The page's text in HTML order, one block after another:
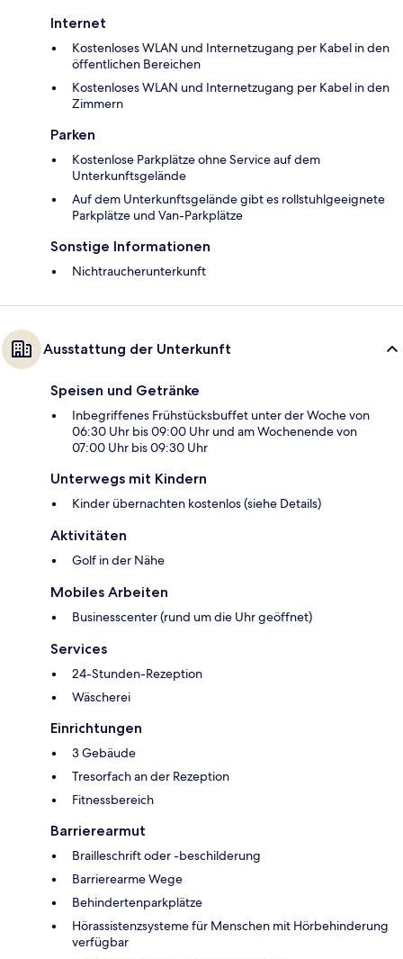
Internet
Kostenloses WLAN und Internetzugang per Kabel in den
öffentlichen Bereichen
Kostenloses WLAN und Internetzugang per Kabel in den
Zimmern
Parken
Kostenlose Parkplätze ohne Service auf dem
Unterkunftsgelände
Auf dem Unterkunftsgelände gibt es rollstuhlgeeignete
Parkplätze und Van-Parkplätze
Sonstige Informationen
Nichtraucherunterkunft
Ausstattung der Unterkunft
Speisen und Getränke
Inbegriffenes Frühstücksbuffet unter der Woche von
06:30 Uhr bis 09:00 Uhr und am Wochenende von
07:00 Uhr bis 09:30 Uhr
Unterwegs mit Kindern
Kinder übernachten kostenlos (siehe Details)
Aktivitäten
Golf in der Nähe
Mobiles Arbeiten
Businesscenter (rund um die Uhr geöffnet)
Services
24-Stunden-Rezeption
Wäscherei
Einrichtungen
3 Gebäude
Tresorfach an der Rezeption
Fitnessbereich
Barrierearmut
Brailleschrift oder -beschilderung
Barrierearme Wege
Behindertenparkplätze
Hörassistenzsysteme für Menschen mit Hörbehinderung
verfügbar